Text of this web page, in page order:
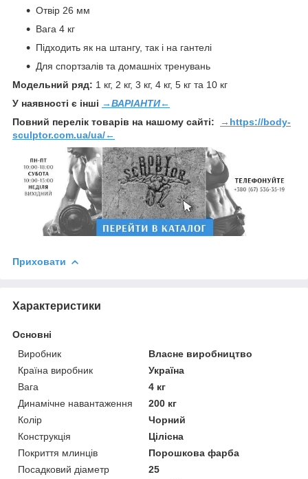
Отвір 26 мм
Вага 4 кг
Підходить як на штангу, так і на гантелі
Для спортзалів та домашніх тренувань
Модельний ряд: 1 кг, 2 кг, 3 кг, 4 кг, 5 кг та 10 кг
У наявності є інші →ВАРІАНТИ←
Повний перелік товарів на нашому сайті:
→ https://body-
sculptor.com.ua/ua/←
Приховати
Характеристики
Основні
Виробник
Власне виробництво
Країна виробник
Україна
Вага
4 кг
Динамічне навантаження
200 кг
Колір
Чорний
Конструкція
Цілісна
Покриття млинців
Порошкова фарба
Посадковий діаметр
25